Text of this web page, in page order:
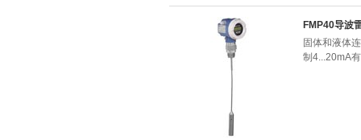
FMP40导波
固体和液体
制4...20mA